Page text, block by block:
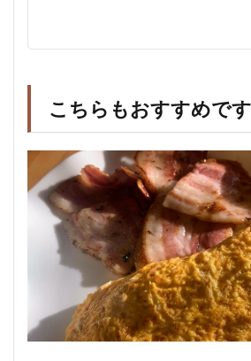
こちらもおすすめです